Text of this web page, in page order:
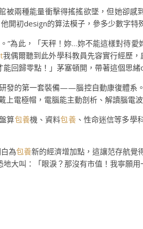
被兩種能量衝擊得搖搖欲墜，但她卻
開初design的算法模子，參多少數字
”為此，「天秤！妳…妳不能這樣對待
我偶爾聽到此外學科教員先容實行經歷
能回歸零點！」茅塞頓開，帶著這個思
發的第一套裝備——腦控自動康復體系
上電極帽，電腦能主動剖析、解讀腦電
算包養機、資料包養、性命迷信等多學
為包養新的經濟增加點，這讓范存航覺
大叫：「眼淚？那沒有市值！我寧願